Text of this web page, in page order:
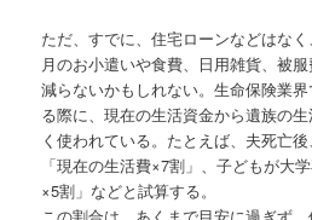
ただ、すでに、住宅ローンなどはな
月のお小遣いや食費、日用雑貨、被
減らないかもしれない。生命保険業
る際に、現在の生活資金から遺族の
く使われている。たとえば、夫死亡
「現在の生活費×7割」、子どもが大
×5割」などと試算する。